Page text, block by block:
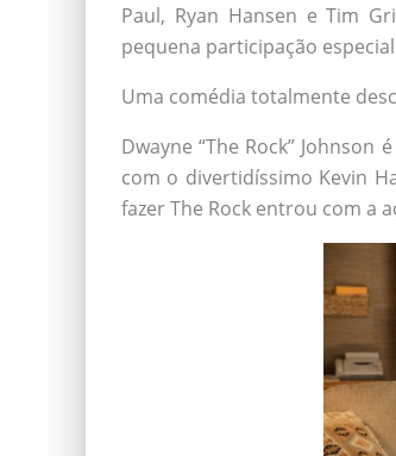
Paul, Ryan Hansen e Tim
pequena participação
Uma comédia totalmente
Dwayne “The Rock”
com o divertidíssimo Kevin
fazer The Rock entrou com a